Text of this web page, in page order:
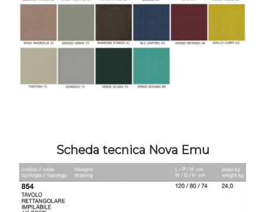
Scheda tecnica Nova Emu